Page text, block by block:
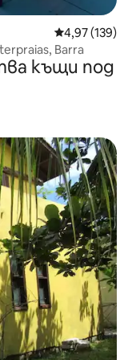
Средна
4,97 (139)
Barra
къщи под